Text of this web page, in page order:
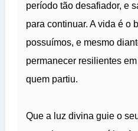
período tão desafiador, e
para continuar. A vida é o
possuímos, e mesmo
permanecer resilientes
quem partiu.
Que a luz divina guie o